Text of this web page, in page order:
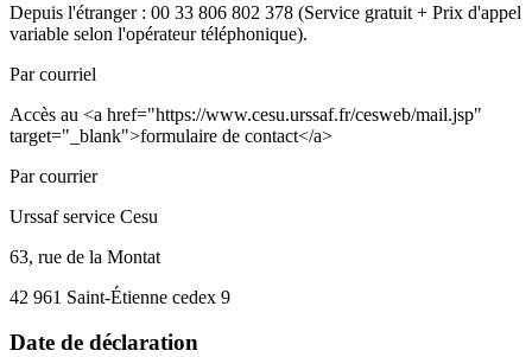
Depuis l'étranger : 00 33 806 802 378 (Service gratuit + Prix d'appel
variable selon l'opérateur téléphonique).
Par courriel
Accès au <a href="https://www.cesu.urssaf.fr/cesweb/mail.jsp"
target="_blank">formulaire de contact</a>
Par courrier
Urssaf service Cesu
63, rue de la Montat
42 961 Saint-Étienne cedex 9
Date de déclaration